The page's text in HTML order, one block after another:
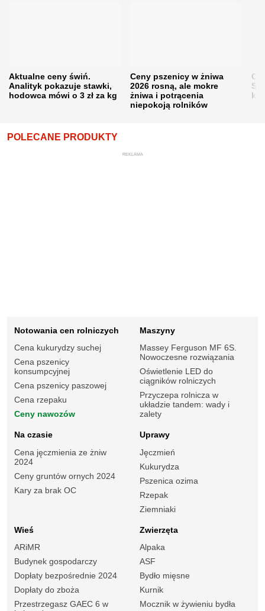
Aktualne ceny świń.
Analityk pokazuje stawki,
hodowca mówi o 3 zł za kg
Ceny pszenicy w żniwa
2026 rosną, ale mokre
żniwa i potrącenia
niepokoją rolników
POLECANE PRODUKTY
REKLAMA
Notowania cen rolniczych
Cena kukurydzy suchej
Cena pszenicy
konsumpcyjnej
Cena pszenicy paszowej
Cena rzepaku
Ceny nawozów
Maszyny
Massey Ferguson MF 6S.
Nowoczesne rozwiązania
Oświetlenie LED do
ciągników rolniczych
Przyczepa rolnicza w
układzie tandem: wady i
zalety
Na czasie
Cena jęczmienia ze żniw
2024
Ceny gruntów ornych 2024
Kary za brak OC
Uprawy
Jęczmień
Kukurydza
Pszenica ozima
Rzepak
Ziemniaki
Wieś
ARiMR
Budynek gospodarczy
Dopłaty bezpośrednie 2024
Dopłaty do zboża
Przestrzegasz GAEC 6 w
Zwierzęta
Alpaka
ASF
Bydło mięsne
Kurnik
Mocznik w żywieniu bydła